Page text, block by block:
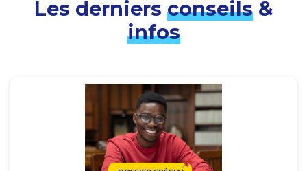
Les derniers conseils&
infos